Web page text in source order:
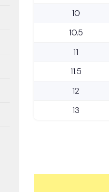
10
10.5
11
11.5
12
13